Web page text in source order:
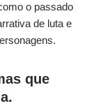
o passado
de luta e
que